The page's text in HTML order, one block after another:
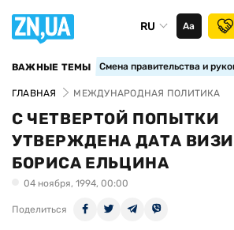
RU Аа
ВАЖНЫЕ ТЕМЫ Смена правительства и
ГЛАВНАЯ МЕЖДУНАРОДНАЯ ПОЛИТИКА
С ЧЕТВЕРТОЙ ПОПЫТКИ
УТВЕРЖДЕНА ДАТА
БОРИСА ЕЛЬЦИНА
04 ноября, 1994, 00:00
Поделиться